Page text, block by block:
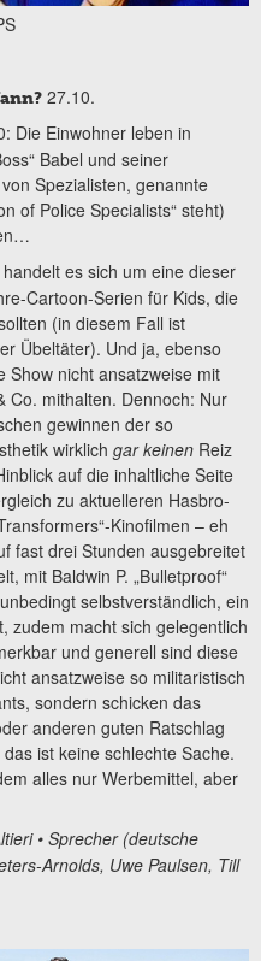
27.10.
Die Einwohner leben in
Babel und seiner
Spezialisten, genannte
of Police Specialists“ steht)
handelt es sich um eine dieser
Cartoon-Serien für Kids, die
(in diesem Fall ist
Übeltäter). Und ja, ebenso
Show nicht ansatzweise mit
Co. mithalten. Dennoch: Nur
gewinnen der so
wirklich gar keinen Reiz
auf die inhaltliche Seite
zu aktuelleren Hasbro-
Kinofilmen – eh
fast drei Stunden ausgebreitet
mit Baldwin P. „Bulletproof“
selbstverständlich, ein
zudem macht sich gelegentlich
und generell sind diese
ansatzweise so militaristisch
sondern schicken das
anderen guten Ratschlag
ist keine schlechte Sache.
alles nur Werbemittel, aber
• Sprecher (deutsche
Arnolds, Uwe Paulsen, Till